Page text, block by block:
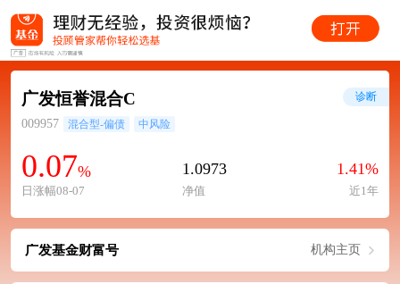
广发恒誉混合C
009957 混合型-偏债 中风险
0.07%
日涨幅08-07
1.0973
净值
1.41%
近1年
诊断
广发基金财富号 机构主页